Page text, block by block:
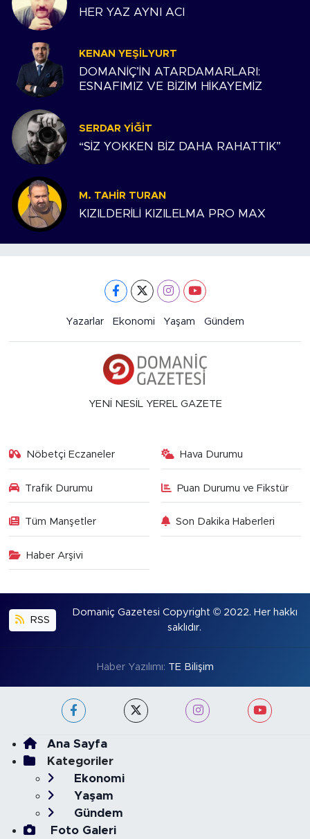
HER YAZ AYNI ACI
KENAN YEŞILYURT
DOMANİÇ’İN ATARDAMARLARI:
ESNAFIMIZ VE BİZİM HİKAYEMİZ
SERDAR YIĞIT
“SİZ YOKKEN BİZ DAHA RAHATTIK”
M. TAHIR TURAN
KIZILDERİLİ KIZILELMA PRO MAX
Yazarlar Ekonomi Yaşam Gündem
YENİ NESİL YEREL GAZETE
Nöbetçi Eczaneler Hava Durumu
Trafik Durumu Puan Durumu ve Fikstür
Tüm Manşetler Son Dakika Haberleri
Haber Arşivi
RSS
Domaniç Gazetesi Copyright © 2022. Her hakkı
saklıdır.
Haber Yazılımı: TE Bilişim
Ana Sayfa
Kategoriler
Ekonomi
Yaşam
Gündem
Foto Galeri